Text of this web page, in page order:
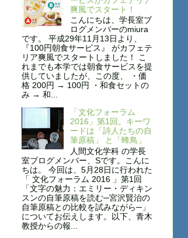
爽風でスタート！
こんにちは、学長室ブ
ログメンバーのmiura
です。 平成29年11月13日より、
『100円朝食サービス』 がカフェテ
リア爽風でスタートしました！ こ
れまでも本学では朝食サービスを提
供していましたが、この度、 ・価
格 200円 → 100円 ・和食セットの
み → 和...
「文化フォーラム
2016」第1回。キーワ
ードは「詩人たちの自
筆原稿」 と「蜂鳥」
人間文化学科 の学長
室ブログメンバー、Sです。こんに
ちは。 今回は、5月28日に行われた
「 文化フォーラム 2016 」第1回
「文字の魅力：エミリー・ディキン
スンの自筆原稿を読む─宮沢賢治の
自筆原稿との比較を試みながら─」
についてお伝えします。以下、青木
教授からの報...